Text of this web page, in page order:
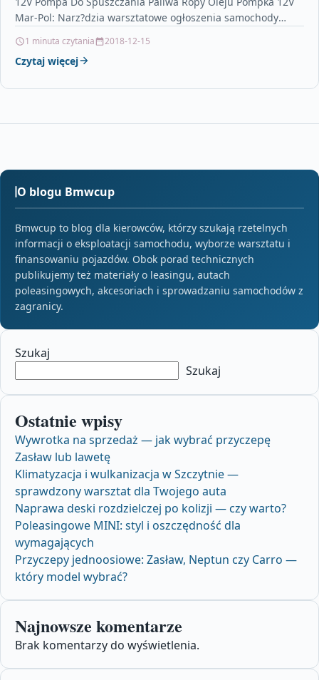
Mar-Pol: Narz?dzia warsztatowe ogłoszenia samochody
1 minuta czytania 2018-12-15
Czytaj więcej
O blogu Bmwcup
Bmwcup to blog dla kierowców, którzy szukają rzetelnych
informacji o eksploatacji samochodu, wyborze warsztatu i
finansowaniu pojazdów. Obok porad technicznych
publikujemy też materiały o leasingu, autach
poleasingowych, akcesoriach i sprowadzaniu samochodów z
zagranicy.
Szukaj
Szukaj
Ostatnie wpisy
Wywrotka na sprzedaż — jak wybrać przyczepę
Zasław lub lawetę
Klimatyzacja i wulkanizacja w Szczytnie —
sprawdzony warsztat dla Twojego auta
Naprawa deski rozdzielczej po kolizji — czy warto?
Poleasingowe MINI: styl i oszczędność dla
wymagających
Przyczepy jednoosiowe: Zasław, Neptun czy Carro —
który model wybrać?
Najnowsze komentarze
Brak komentarzy do wyświetlenia.